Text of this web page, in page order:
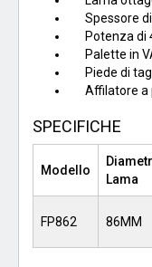
Spessore di
Potenza di
Palette in
Piede di
Affilatore a
SPECIFICHE
Modello
Lama
FP862 86MM